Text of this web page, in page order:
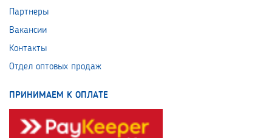
Партнеры
Вакансии
Контакты
Отдел оптовых продаж
ПРИНИМАЕМ К ОПЛАТЕ